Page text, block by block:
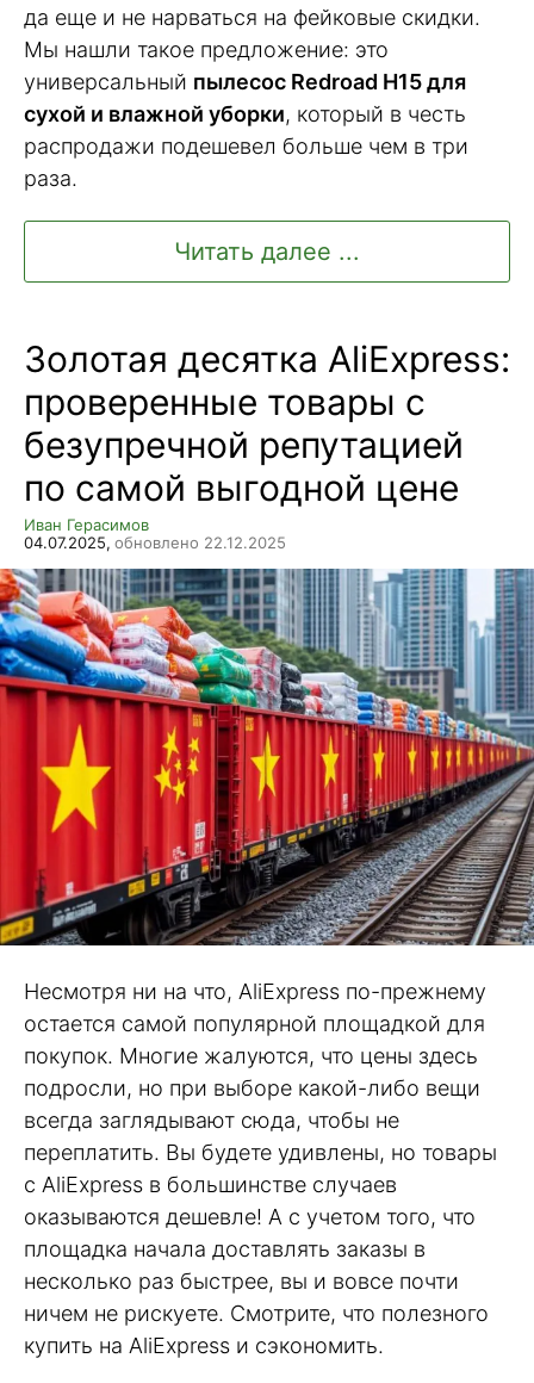
да еще и не нарваться на фейковые скидки.
Мы нашли такое предложение: это
универсальный пылесос Redroad H15 для
сухой и влажной уборки, который в честь
распродажи подешевел больше чем в три
раза.
Читать далее ...
Золотая десятка AliExpress:
проверенные товары с
безупречной репутацией
по самой выгодной цене
Иван Герасимов
04.07.2025, обновлено 22.12.2025
Несмотря ни на что, AliExpress по-прежнему
остается самой популярной площадкой для
покупок. Многие жалуются, что цены здесь
подросли, но при выборе какой-либо вещи
всегда заглядывают сюда, чтобы не
переплатить. Вы будете удивлены, но товары
с AliExpress в большинстве случаев
оказываются дешевле! А с учетом того, что
площадка начала доставлять заказы в
несколько раз быстрее, вы и вовсе почти
ничем не рискуете. Смотрите, что полезного
купить на AliExpress и сэкономить.